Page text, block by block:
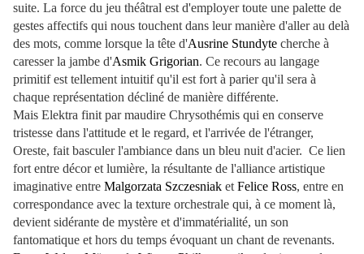
suite. La force du jeu théâtral est d'employer toute une palette de
gestes affectifs qui nous touchent dans leur manière d'aller au delà
des mots, comme lorsque la tête d'Ausrine Stundyte cherche à
caresser la jambe d'Asmik Grigorian. Ce recours au langage
primitif est tellement intuitif qu'il est fort à parier qu'il sera à
chaque représentation décliné de manière différente.
Mais Elektra finit par maudire Chrysothémis qui en conserve
tristesse dans l'attitude et le regard, et l'arrivée de l'étranger,
Oreste, fait basculer l'ambiance dans un bleu nuit d'acier. Ce lien
fort entre décor et lumière, la résultante de l'alliance artistique
imaginative entre Malgorzata Szczesniak et Felice Ross, entre en
correspondance avec la texture orchestrale qui, à ce moment là,
devient sidérante de mystère et d'immatérialité, un son
fantomatique et hors du temps évoquant un chant de revenants.